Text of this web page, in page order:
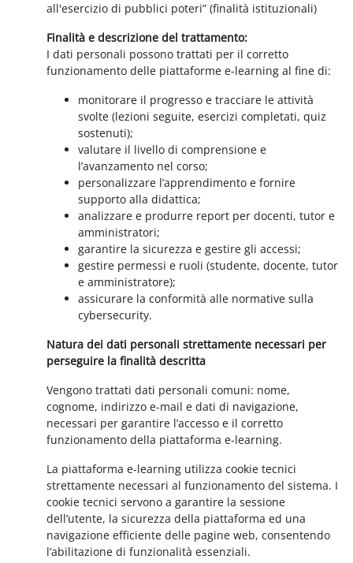
all'esercizio di pubblici poteri” (finalità istituzionali)
Finalità e descrizione del trattamento:
I dati personali possono trattati per il corretto
funzionamento delle piattaforme e-learning al fine di:
monitorare il progresso e tracciare le attività
svolte (lezioni seguite, esercizi completati, quiz
sostenuti);
valutare il livello di comprensione e
l’avanzamento nel corso;
personalizzare l’apprendimento e fornire
supporto alla didattica;
analizzare e produrre report per docenti, tutor e
amministratori;
garantire la sicurezza e gestire gli accessi;
gestire permessi e ruoli (studente, docente, tutor
e amministratore);
assicurare la conformità alle normative sulla
cybersecurity.
Natura dei dati personali strettamente necessari per
perseguire la finalità descritta
Vengono trattati dati personali comuni: nome,
cognome, indirizzo e-mail e dati di navigazione,
necessari per garantire l’accesso e il corretto
funzionamento della piattaforma e-learning.
La piattaforma e-learning utilizza cookie tecnici
strettamente necessari al funzionamento del sistema. I
cookie tecnici servono a garantire la sessione
dell’utente, la sicurezza della piattaforma ed una
navigazione efficiente delle pagine web, consentendo
l’abilitazione di funzionalità essenziali.